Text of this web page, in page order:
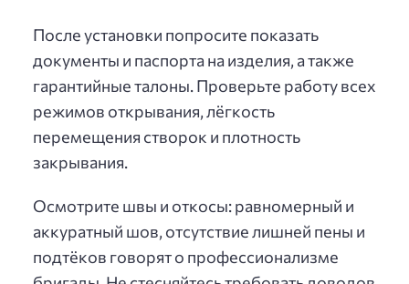
После установки попросите показать
документы и паспорта на изделия, а также
гарантийные талоны. Проверьте работу всех
режимов открывания, лёгкость
перемещения створок и плотность
закрывания.
Осмотрите швы и откосы: равномерный и
аккуратный шов, отсутствие лишней пены и
подтёков говорят о профессионализме